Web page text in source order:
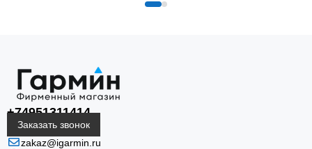
SubWave и интеграция воздуха
С совместимыми Descent T2 доступны давление в
баллонах и сообщения между дайверами.
+74951311414
Заказать звонок
zakaz@igarmin.ru